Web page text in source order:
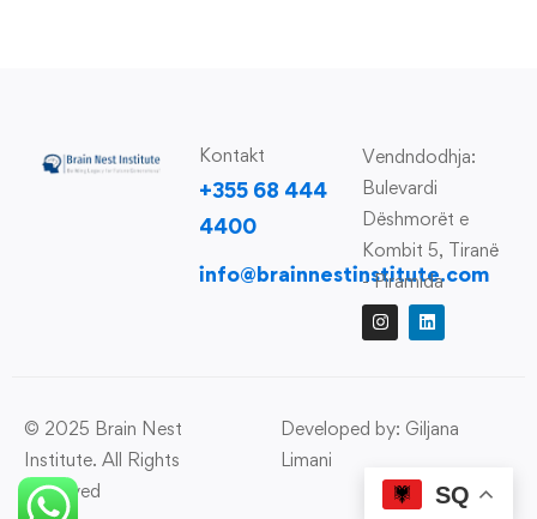
Kontakt
+355 68 444
4400
info@brainnestinstitute.com
Vendndodhja:
Bulevardi
Dëshmorët e
Kombit 5, Tiranë
- Piramida
© 2025 Brain Nest
Institute. All Rights
Reserved
Developed by: Giljana
Limani
SQ